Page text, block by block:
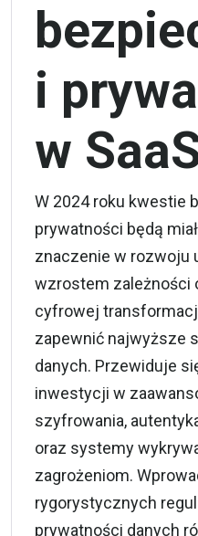
i
w
W 2024 roku kwestie
prywatności będą
znaczenie w rozwoju
wzrostem zależności
cyfrowej
zapewnić najwyższe
danych. Przewiduje
inwestycji w
szyfrowania,
oraz systemy
zagrożeniom.
rygorystycznych
prywatności danych